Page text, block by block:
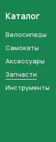
Каталог
Велосипеды
Самокаты
Аксессуары
Запчасти
Инструменты